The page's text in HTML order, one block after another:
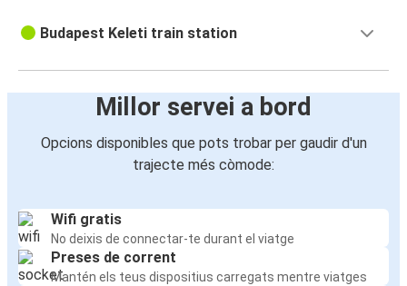
Budapest Keleti train station
Millor servei a bord
Opcions disponibles que pots trobar per gaudir d'un
trajecte més còmode:
Wifi gratis
No deixis de connectar-te durant el viatge
Preses de corrent
Mantén els teus dispositius carregats mentre viatges